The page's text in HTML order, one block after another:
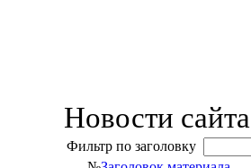
Новости сайта
Фильтр по заголовку